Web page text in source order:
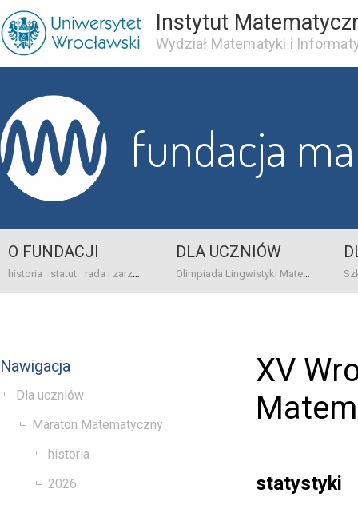
Instytut
Wydział Matematyki i
fundacja
O FUNDACJI
historia statut rada i zarząd dane bankowo-adresowe kontakt
DLA UCZNIÓW
Olimpiada Lingwistyki Matematycznej
Nawigacja
Dla uczniów
Maraton Matematyczny
historia
2026
XV
statystyki